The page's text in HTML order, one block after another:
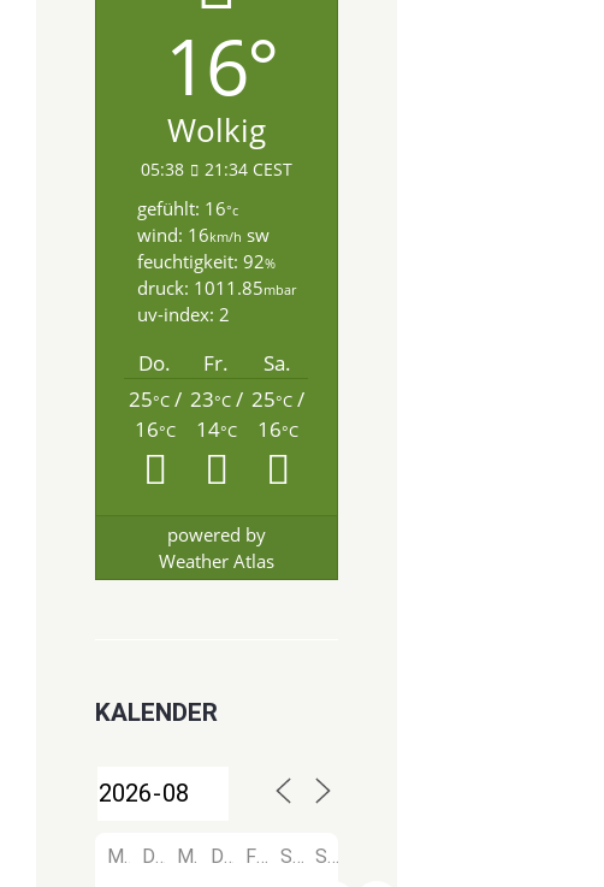
16°
Wolkig
05:38 21:34 CEST
gefühlt: 16°c
wind: 16km/h sw
feuchtigkeit: 92%
druck: 1011.85mbar
uv-index: 2
Do. Fr.
Sa.
25°C/
16°C
23°C/
14°C
25°C/
16°C
powered by
Weather Atlas
KALENDER
M D M D F S
S